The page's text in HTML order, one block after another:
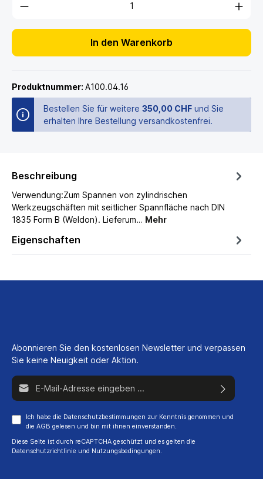
In den Warenkorb
Produktnummer: A100.04.16
Bestellen Sie für weitere 350,00 CHF und Sie
erhalten Ihre Bestellung versandkostenfrei.
Beschreibung
Verwendung:Zum Spannen von zylindrischen
Werkzeugschäften mit seitlicher Spannfläche nach DIN
1835 Form B (Weldon). Lieferum… Mehr
Eigenschaften
Abonnieren Sie den kostenlosen Newsletter und verpassen
Sie keine Neuigkeit oder Aktion.
E-Mail-Adresse*
Ich habe die Datenschutzbestimmungen zur Kenntnis genommen und
die AGB gelesen und bin mit ihnen einverstanden.
Diese Seite ist durch reCAPTCHA geschützt und es gelten die
Datenschutzrichtlinie und Nutzungsbedingungen